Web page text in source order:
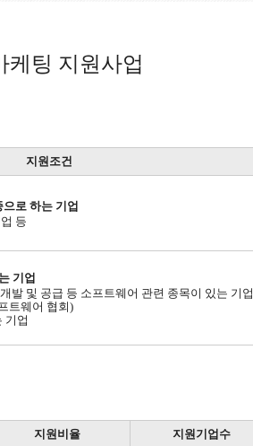
케팅 지원사업
지원조건
로 하는 기업
등
기업
발 및 공급 등 소프트웨어 관련 종목이 있는 기업
트웨어 협회)
기업
지원비율
지원기업수